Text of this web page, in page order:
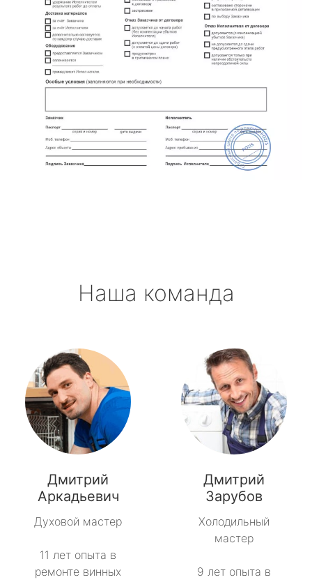
Наша команда
Дмитрий
Аркадьевич
Духовой мастер
11 лет опыта в
ремонте винных
Дмитрий
Зарубов
Холодильный
мастер
9 лет опыта в